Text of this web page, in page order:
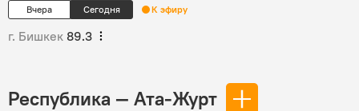
Вчера Сегодня К эфиру
г. Бишкек 89.3
Республика — Ата-Журт